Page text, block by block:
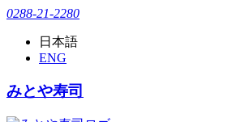
0288-21-2280
日本語
ENG
みとや寿司